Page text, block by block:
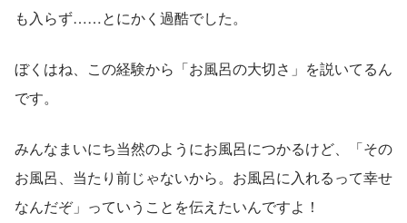
も入らず……とにかく過酷でした。
ぼくはね、この経験から「お風呂の大切さ」を説いてるん
です。
みんなまいにち当然のようにお風呂につかるけど、「その
お風呂、当たり前じゃないから。お風呂に入れるって幸せ
なんだぞ」っていうことを伝えたいんですよ！